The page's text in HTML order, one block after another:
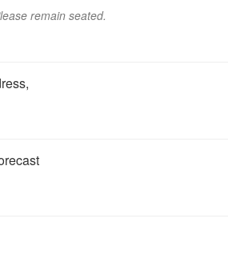
remain seated.